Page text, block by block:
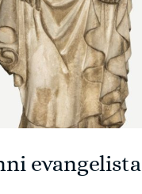
evangelista